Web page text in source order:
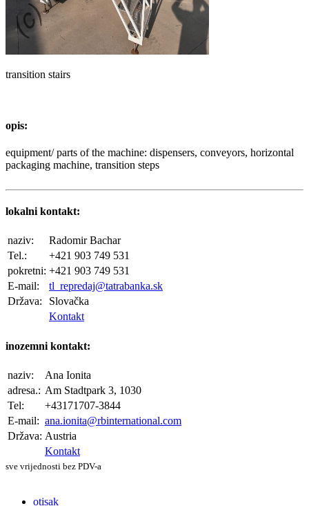
transition stairs
opis:
equipment/ parts of the machine: dispensers, conveyors, horizontal
packaging machine, transition steps
lokalni kontakt:
naziv:
Radomir Bachar
Tel.:
+421 903 749 531
pokretni: +421 903 749 531
E-mail:
tl_repredaj@tatrabanka.sk
Država:
Slovačka
Kontakt
inozemni kontakt:
naziv:
Ana Ionita
adresa.: Am Stadtpark 3, 1030
Tel:
+43171707-3844
E-mail: ana.ionita@rbinternational.com
Država: Austria
Kontakt
sve vrijednosti bez PDV-a
otisak